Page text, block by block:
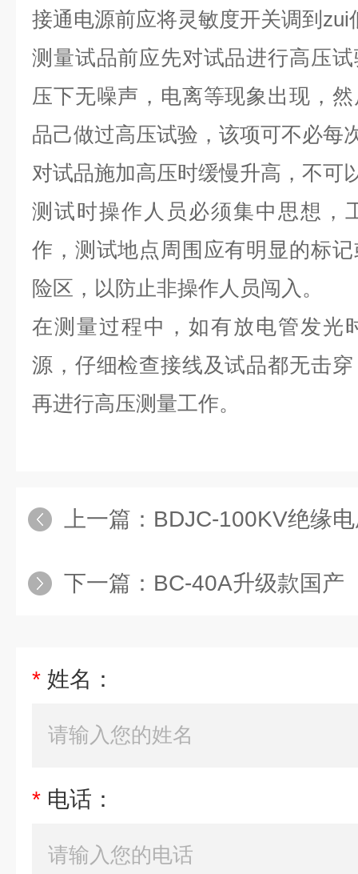
接通电源前应将灵敏度开关调到zui
测量试品前应先对试品进行高压
压下无噪声，电离等现象出现，
品己做过高压试验，该项可不必每
对试品施加高压时缓慢升高，不可
测试时操作人员必须集中思想，
作，测试地点周围应有明显的标
险区，以防止非操作人员闯入。
在测量过程中，如有放电管发光
源，仔细检查接线及试品都无击
再进行高压测量工作。
上一篇： BDJC-100KV绝缘
下一篇： BC-40A升级款国产（TOC
* 姓名：
* 电话：